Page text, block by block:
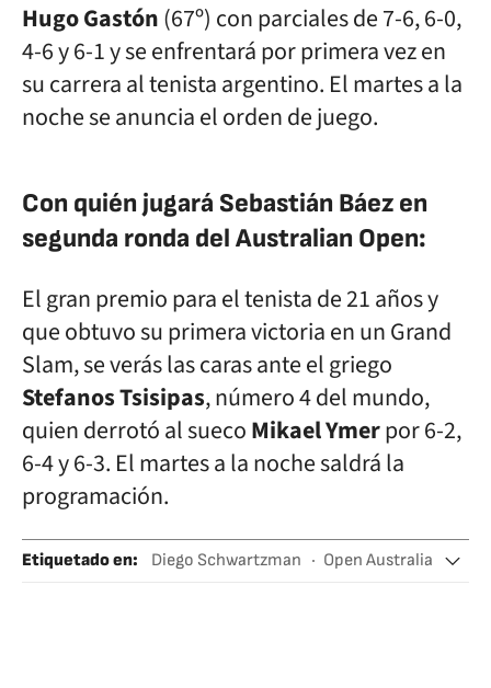
Hugo Gastón(67º) con parciales de 7-6, 6-0,
4-6 y 6-1 y se enfrentará por primera vez en
su carrera al tenista argentino. El martes a la
noche se anuncia el orden de juego.
Con quién jugará Sebastián Báez en
segunda ronda del Australian Open:
El gran premio para el tenista de 21 años y
que obtuvo su primera victoria en un Grand
Slam, se verás las caras ante el griego
Stefanos Tsisipas, número 4 del mundo,
quien derrotó al suecoMikael Ymerpor 6-2,
6-4 y 6-3. El martes a la noche saldrá la
programación.
Etiquetado en: Diego Schwartzman
Open Australia